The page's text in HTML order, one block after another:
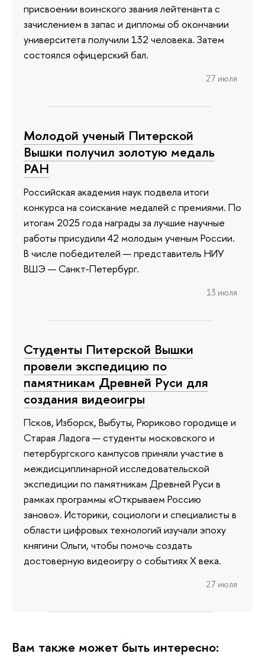
присвоении воинского звания лейтенанта с
зачислением в запас и дипломы об окончании
университета получили 132 человека. Затем
состоялся офицерский бал.
27 июля
Молодой ученый Питерской
Вышки получил золотую медаль
РАН
Российская академия наук подвела итоги
конкурса на соискание медалей с премиями. По
итогам 2025 года награды за лучшие научные
работы присудили 42 молодым ученым России.
В числе победителей — представитель НИУ
ВШЭ — Санкт-Петербург.
13 июля
Студенты Питерской Вышки
провели экспедицию по
памятникам Древней Руси для
создания видеоигры
Псков, Изборск, Выбуты, Рюриково городище и
Старая Ладога — студенты московского и
петербургского кампусов приняли участие в
междисциплинарной исследовательской
экспедиции по памятникам Древней Руси в
рамках программы «Открываем Россию
заново». Историки, социологи и специалисты в
области цифровых технологий изучали эпоху
княгини Ольги, чтобы помочь создать
достоверную видеоигру о событиях X века.
27 июля
Вам также может быть интересно: